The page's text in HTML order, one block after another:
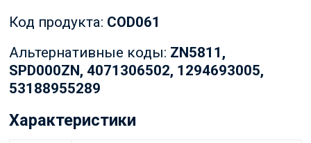
Код продукта: COD061
Альтернативные коды: ZN5811,
SPD000ZN, 4071306502, 1294693005,
53188955289
Характеристики